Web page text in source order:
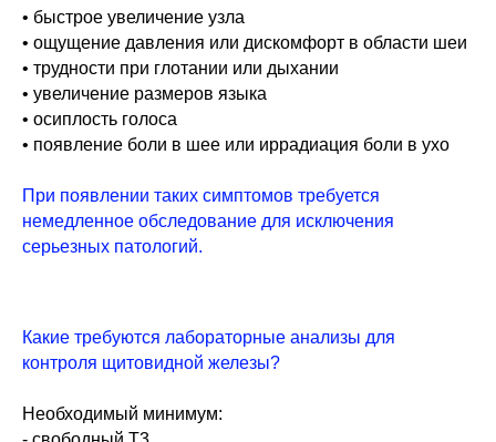
• быстрое увеличение узла
• ощущение давления или дискомфорт в области шеи
• трудности при глотании или дыхании
• увеличение размеров языка
• осиплость голоса
• появление боли в шее или иррадиация боли в ухо
При появлении таких симптомов требуется
немедленное обследование для исключения
серьезных патологий.
Какие требуются лабораторные анализы для
контроля щитовидной железы?
Необходимый минимум:
Контакты
WhatsApp
Telegram
Cовет пациентов
Запись к врачам
ОГРНИП - 323774600252361
TikTok